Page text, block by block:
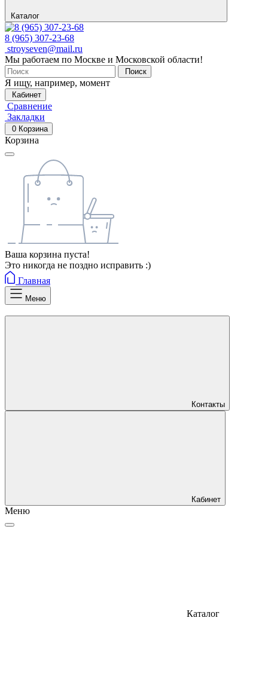
Каталог
8 (965) 307-23-68
stroyseven@mail.ru
Мы работаем по Москве и Московской области!
Поиск
Я ищу, например, момент
Кабинет
Сравнение
Закладки
0 Корзина
Корзина
Ваша корзина пуста!
Это никогда не поздно исправить :)
Главная
Меню
Контакты
Кабинет
Меню
Каталог